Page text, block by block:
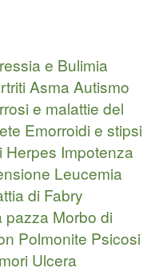
e Bulimia
AsmaAutismo
e malattie del
Emorroidi e stipsi
Herpes Impotenza
Leucemia
di Fabry
pazza Morbo di
Polmonite Psicosi
Ulcera